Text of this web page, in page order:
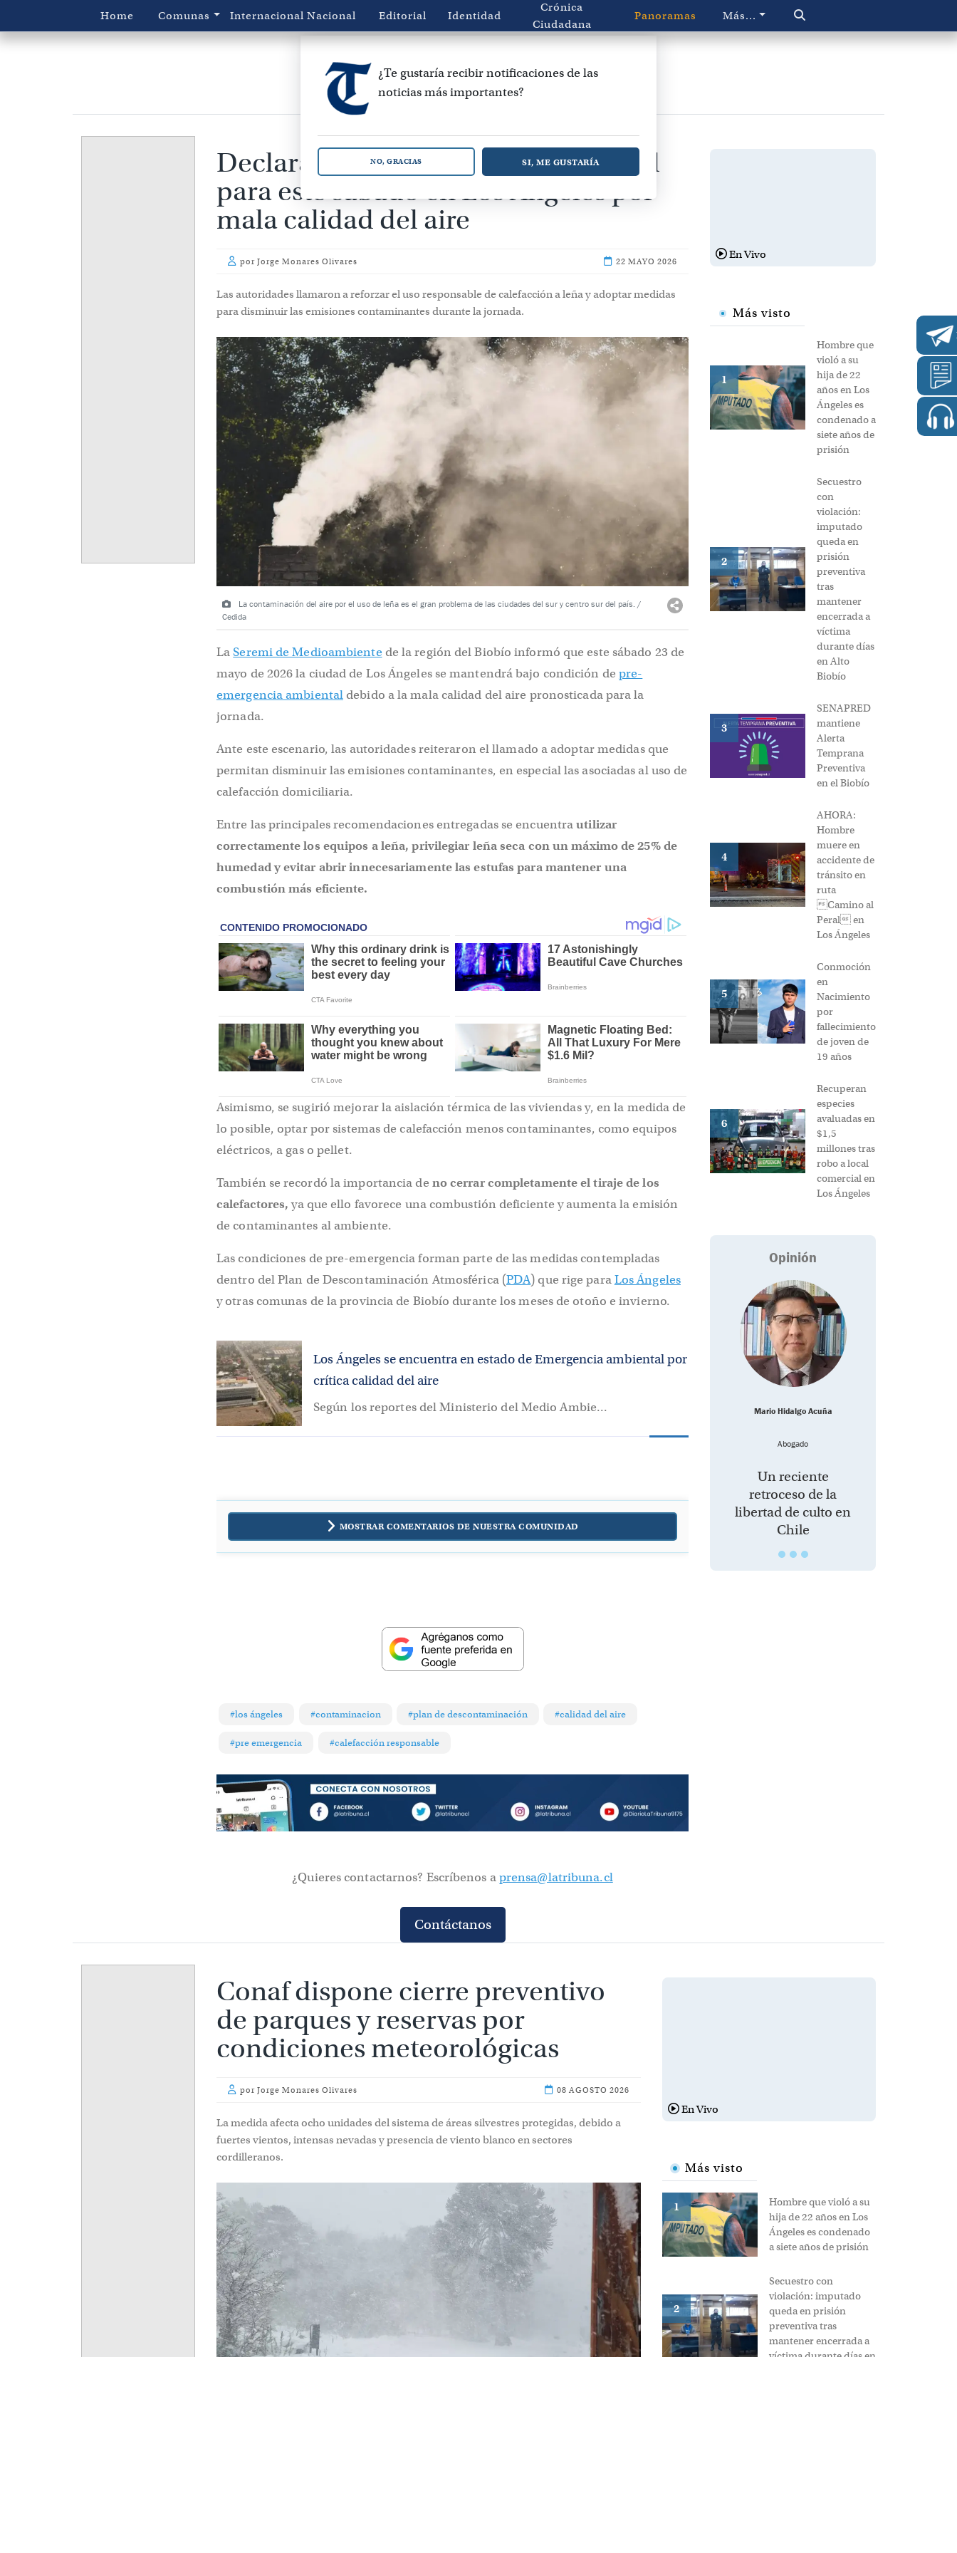
Home Comunas Internacional Nacional Editorial Identidad
Crónica
Ciudadana
Panoramas Más...
Declaran pre-emergencia ambiental
para este sábado en Los Ángeles por
mala calidad del aire
por Jorge Monares Olivares 22 MAYO 2026
Las autoridades llamaron a reforzar el uso responsable de calefacción a leña y adoptar medidas
para disminuir las emisiones contaminantes durante la jornada.
La contaminación del aire por el uso de leña es el gran problema de las ciudades del sur y centro sur del país. /
Cedida
LaSeremi de Medioambiente de la región del Biobío informó que este sábado 23 de
mayo de 2026 la ciudad de Los Ángeles se mantendrá bajo condición de pre-
emergencia ambiental debido a la mala calidad del aire pronosticada para la
jornada.
Ante este escenario, las autoridades reiteraron el llamado a adoptar medidas que
permitan disminuir las emisiones contaminantes, en especial las asociadas al uso de
calefacción domiciliaria.
Entre las principales recomendaciones entregadas se encuentrautilizar
correctamente los equipos a leña, privilegiar leña seca con un máximo de 25% de
humedad y evitar abrir innecesariamente las estufas para mantener una
combustión más eficiente.
Asimismo, se sugirió mejorar la aislación térmica de las viviendas y, en la medida de
lo posible, optar por sistemas de calefacción menos contaminantes, como equipos
eléctricos, a gas o pellet.
También se recordó la importancia de no cerrar completamente el tiraje de los
calefactores,ya que ello favorece una combustión deficiente y aumenta la emisión
de contaminantes al ambiente.
Las condiciones de pre-emergencia forman parte de las medidas contempladas
dentro del Plan de Descontaminación Atmosférica (PDA) que rige paraLos Ángeles
y otras comunas de la provincia de Biobío durante los meses de otoño e invierno.
Los Ángeles se encuentra en estado de Emergencia ambiental por
crítica calidad del aire
Según los reportes del Ministerio del Medio Ambie...
MOSTRAR COMENTARIOS DE NUESTRA COMUNIDAD
#los ángeles #contaminacion #plan de descontaminación #calidad del aire
#pre emergencia #calefacción responsable
¿Quieres contactarnos? Escríbenos aprensa@latribuna.cl
Contáctanos
En Vivo
Más visto
1
Hombre que
violó a su
hija de 22
años en Los
Ángeles es
condenado a
siete años de
prisión
2
Secuestro
con
violación:
imputado
queda en
prisión
preventiva
tras
mantener
encerrada a
víctima
durante días
en Alto
Biobío
3
SENAPRED
mantiene
Alerta
Temprana
Preventiva
en el Biobío
4
AHORA:
Hombre
muere en
accidente de
tránsito en
ruta
Camino al
Peral en
Los Ángeles
5
Conmoción
en
Nacimiento
por
fallecimiento
de joven de
19 años
6
Recuperan
especies
avaluadas en
$1,5
millones tras
robo a local
comercial en
Los Ángeles
Opinión
Mario Hidalgo Acuña
Abogado
Un reciente
retroceso de la
libertad de culto en
Chile
Conaf dispone cierre preventivo de
parques y reservas por condiciones
meteorológicas
por Jorge Monares Olivares 08 AGOSTO 2026
La medida afecta ocho unidades del sistema de áreas silvestres protegidas, debido a fuertes
vientos, intensas nevadas y presencia de viento blanco en sectores cordilleranos.
1
hija de 22
años en Los
Ángeles es
condenado a
prisión
Secuestro
con
violación:
imputado
¿Te gustaría recibir notificaciones de las
noticias más importantes?
NO, GRACIAS SI, ME GUSTARÍA